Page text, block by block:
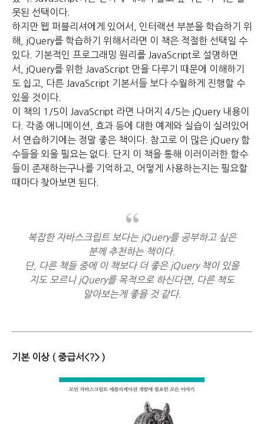
못된 선택이다.
하지만 웹 퍼블리셔에게 있어서, 인터랙션 부분을 학습하기 위
해, jQuery를 학습하기 위해서라면 이 책은 적절한 선택일 수
있다. 기본적인 프로그래밍 원리를 JavaScript로 설명하면
서, jQuery를 위한 JavaScript 만을 다루기 때문에 이해하기
도 쉽고, 다른 JavaScript 기본서들 보다 수월하게 진행할 수
있을 것이다.
이 책의 1/5이 JavaScript 라면 나머지 4/5는 jQuery 내용이
다. 각종 애니메이션, 효과 등에 대한 예제와 실습이 실려있어
서 연습하기에는 정말 좋은 책이다. 참고로 이 많은 jQuery 함
수들을 외울 필요는 없다.
단지 이 책을 통해 이러이러한 함수
들이 존재하는구나를 기억하고, 어떻게 사용하는지는 필요할
때마다 찾아보면 된다.
복잡한 자바스크립트 보다는 jQuery를 공부하고 싶은
분께 추천하는 책이다.
단, 다른 책들 중에 이 책보다 더 좋은 jQuery 책이 있을
지도 모르니 jQuery를 목적으로 하신다면, 다른 책도
알아보는게 좋을 것 같다.
기본 이상 ( 중급서<?> )